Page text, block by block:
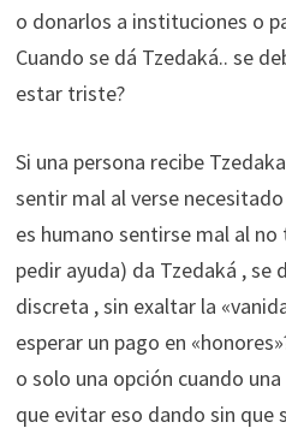
o donarlos a instituciones o
Cuando se dá Tzedaká.. se
estar triste?
Si una persona recibe
sentir mal al verse
es humano sentirse mal al
pedir ayuda) da Tzedaká , se
discreta , sin exaltar la
esperar un pago en
o solo una opción cuando
que evitar eso dando sin que